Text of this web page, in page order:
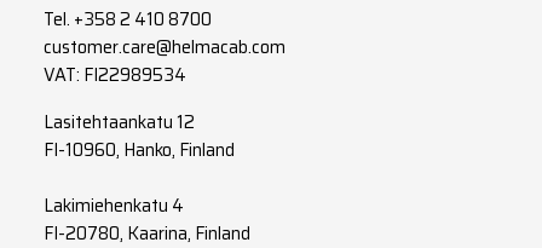
Tel. +358 2 410 8700
customer.care@helmacab.com
VAT: FI22989534
Lasitehtaankatu 12
FI-10960, Hanko, Finland
Lakimiehenkatu 4
FI-20780, Kaarina, Finland